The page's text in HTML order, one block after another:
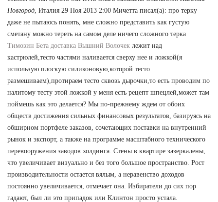
Новгород , Италия 29 Ноя 2013 2:00 Мичетта писал(а): про терку
даже не пытаюсь понять, мне сложно представить как густую
сметану можно тереть на самом деле ничего сложного терка
Tимозин Бета доставка Вышний Волочек лежит над
кастрюлей,тесто частями наливается сверху нее и ложкой(я
использую плоскую силиконовую,которой тесто
размешиваем),протираем тесто сквозь дырочки,то есть проводим по
налитому тесту этой ложкой у меня есть рецепт шпецлей,может там
поймешь как это делается? Мы по-прежнему ждем от обоих
обществ достижения сильных финансовых результатов, базируясь на
обширном портфеле заказов, сочетающих поставки на внутренний
рынок и экспорт, а также на программе масштабного технического
перевооружения заводов холдинга. Стены в квартире зазеркалены,
что увеличивает визуально и без того большое пространство. Рост
производительности остается вялым, а неравенство доходов
постоянно увеличивается, отмечает она. Избиратели до сих пор
гадают, был ли это припадок или Клинтон просто устала.